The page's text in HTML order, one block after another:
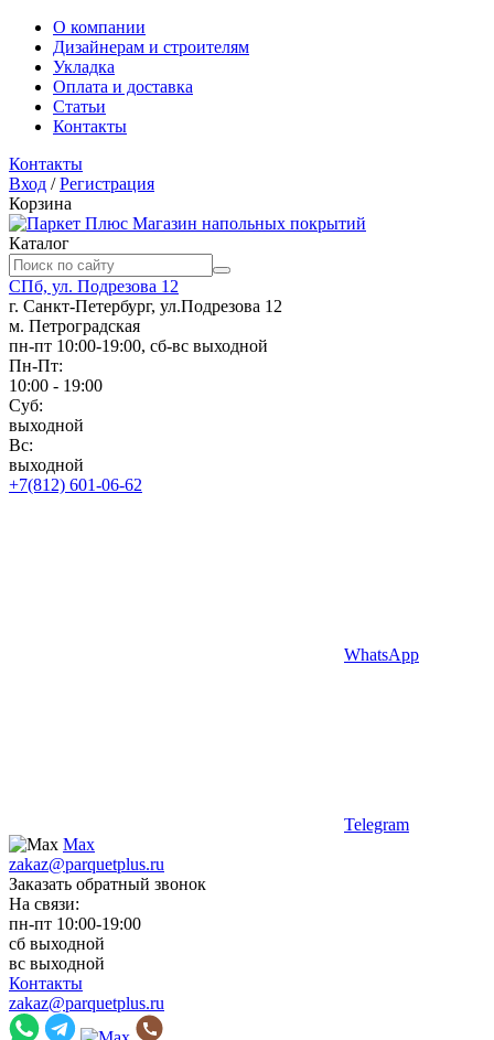
О компании
Дизайнерам и строителям
Укладка
Оплата и доставка
Статьи
Контакты
Контакты
Вход /Регистрация
Корзина
Магазин напольных покрытий
Каталог
СПб, ул. Подрезова 12
г. Санкт-Петербург, ул.Подрезова 12
м. Петроградская
пн-пт 10:00-19:00, сб-вс выходной
Пн-Пт:
10:00 - 19:00
Суб:
выходной
Вс:
выходной
+7(812) 601-06-62
WhatsApp
Telegram
Max
zakaz@parquetplus.ru
Заказать обратный звонок
На связи:
пн-пт 10:00-19:00
сб выходной
вс выходной
Контакты
zakaz@parquetplus.ru